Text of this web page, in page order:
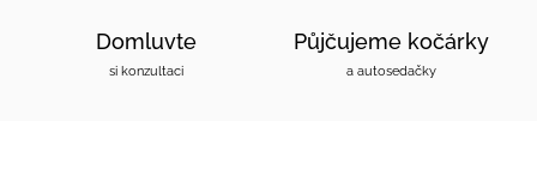
Domluvte
si konzultaci
Půjčujeme kočárky
a autosedačky